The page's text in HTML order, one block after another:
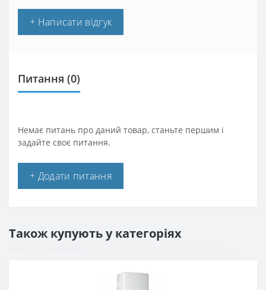
+ Написати відгук
Питання (0)
Немає питань про даний товар, станьте першим і
задайте своє питання.
+ Додати питання
Також купують у категоріях